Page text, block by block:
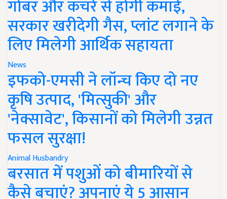
गोबर और कचरे से होगी कमाई,
सरकार खरीदेगी गैस, प्लांट लगाने के
लिए मिलेगी आर्थिक सहायता
News
इफको-एमसी ने लॉन्च किए दो नए
कृषि उत्पाद, 'मित्सुकी' और
'नेक्सावेट', किसानों को मिलेगी उन्नत
फसल सुरक्षा!
Animal Husbandry
बरसात में पशुओं को बीमारियों से
कैसे बचाएं? अपनाएं ये 5 आसान